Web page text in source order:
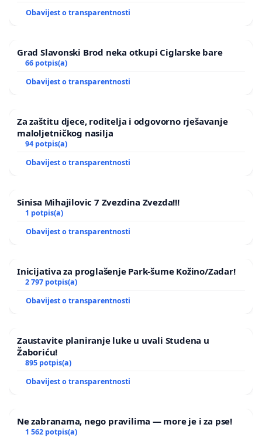
Obavijest o transparentnosti
Grad Slavonski Brod neka otkupi Ciglarske bare
66 potpis(a)
Obavijest o transparentnosti
Za zaštitu djece, roditelja i odgovorno rješavanje
maloljetničkog nasilja
94 potpis(a)
Obavijest o transparentnosti
Sinisa Mihajilovic 7 Zvezdina Zvezda!!!
1 potpis(a)
Obavijest o transparentnosti
Inicijativa za proglašenje Park-šume Kožino/Zadar!
2 797 potpis(a)
Obavijest o transparentnosti
Zaustavite planiranje luke u uvali Studena u
Žaboriću!
895 potpis(a)
Obavijest o transparentnosti
Ne zabranama, nego pravilima — more je i za pse!
1 562 potpis(a)